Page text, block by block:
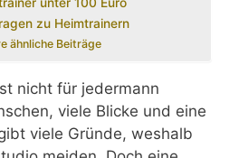
unter 100 Euro
zu Heimtrainern
ähnliche Beiträge
nicht für jedermann
viele Blicke und eine
viele Gründe, weshalb